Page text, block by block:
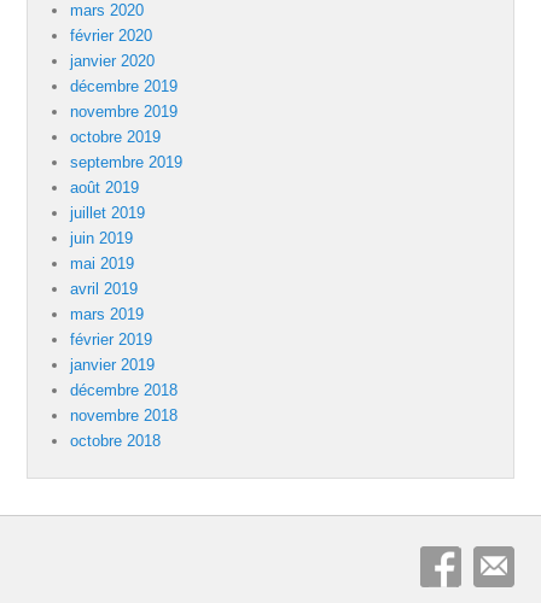
mars 2020
février 2020
janvier 2020
décembre 2019
novembre 2019
octobre 2019
septembre 2019
août 2019
juillet 2019
juin 2019
mai 2019
avril 2019
mars 2019
février 2019
janvier 2019
décembre 2018
novembre 2018
octobre 2018